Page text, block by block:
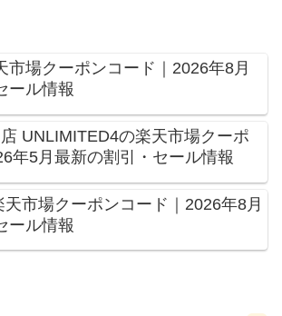
市場クーポンコード｜2026年8月
ール情報
UNLIMITED4の楽天市場クーポ
年5月最新の割引・セール情報
市場クーポンコード｜2026年8月
ール情報